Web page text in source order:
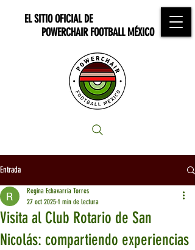
EL SITIO OFICIAL DE
POWERCHAIR FOOTBALL MÉXICO
Entrada
Visita al Club Rotario de San
Nicolás: compartiendo experiencias
Regina Echavarría Torres
27 oct 2025 1 min de lectura